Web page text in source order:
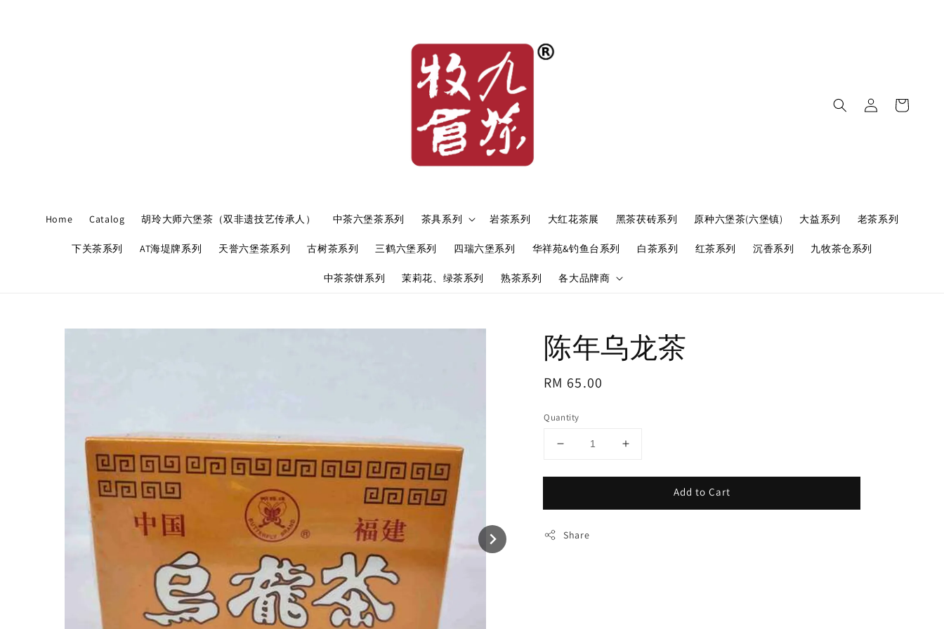
Home Catalog 胡玲大师六堡茶（双非遗技艺传承人） 中茶六堡茶系列 茶具系列 岩茶系列 大红花茶展 黑茶茯砖系列 原种六堡茶(六堡镇) 大益系列 老茶系列
下关茶系列 AT海堤牌系列 天誉六堡茶系列 古树茶系列 三鹤六堡系列 四瑞六堡系列 华祥苑&钓鱼台系列 白茶系列 红茶系列 沉香系列 九牧茶仓系列
中茶茶饼系列 茉莉花、绿茶系列 熟茶系列 各大品牌商
陈年乌龙茶
Regular
RM 65.00
Quantity
Add to Cart
Share